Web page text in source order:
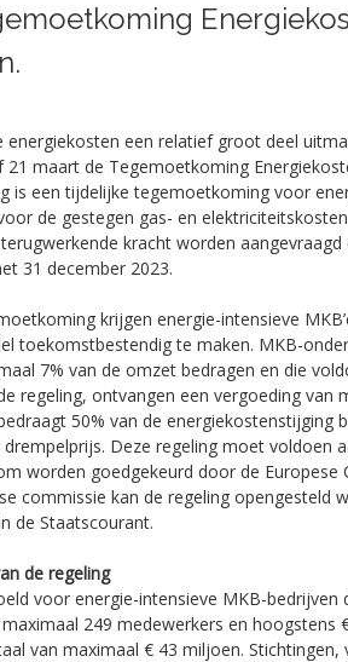
energiekosten een relatief groot deel
maart de Tegemoetkoming
is een tijdelijke tegemoetkoming voor
de gestegen gas- en
kracht worden aangevraagd
31 december 2023.
krijgen energie-intensieve
toekomstbestendig te maken. MKB-
7% van de omzet bedragen en die
regeling, ontvangen een vergoeding van
50% van de energiekostenstijging
Deze regeling moet voldoen
worden goedgekeurd door de Europese
commissie kan de regeling opengesteld
de Staatscourant.
de regeling
voor energie-intensieve MKB-bedrijven
249 medewerkers en hoogstens
van maximaal € 43 miljoen. Stichtingen,